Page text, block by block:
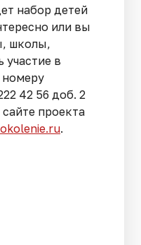
набор детей
или вы
школы,
участие в
номеру
42 56 доб. 2
сайте проекта
.